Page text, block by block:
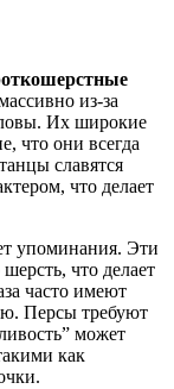
из-за
Их широкие
что они всегда
славятся
что делает
упоминания. Эти
что делает
часто имеют
Персы требуют
может
как